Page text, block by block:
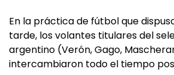
En la práctica de fútbol que
tarde, los volantes titulares del
argentino (Verón, Gago,
intercambiaron todo el tiempo